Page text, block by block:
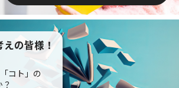
の皆様！
コト」の